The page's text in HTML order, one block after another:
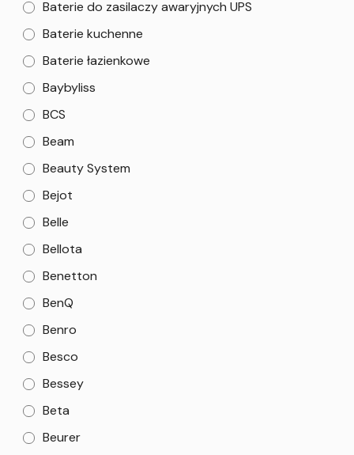
Baterie do zasilaczy awaryjnych UPS
Baterie kuchenne
Baterie łazienkowe
Baybyliss
BCS
Beam
Beauty System
Bejot
Belle
Bellota
Benetton
BenQ
Benro
Besco
Bessey
Beta
Beurer